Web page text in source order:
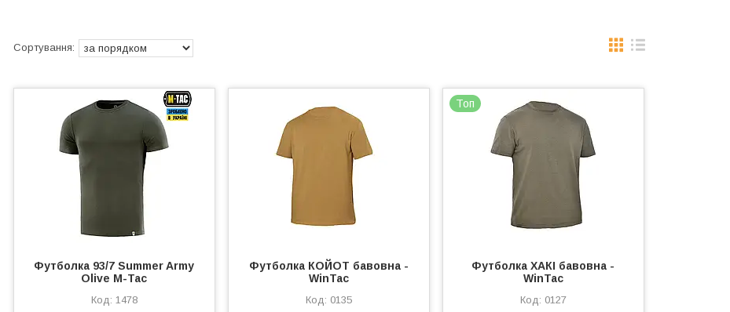
Футболка 93/7 Summer Army
Olive M-Tac
1478
Футболка КОЙОТ бавовна -
WinTac
0135
Топ
Футболка ХАКІ бавовна -
WinTac
0127